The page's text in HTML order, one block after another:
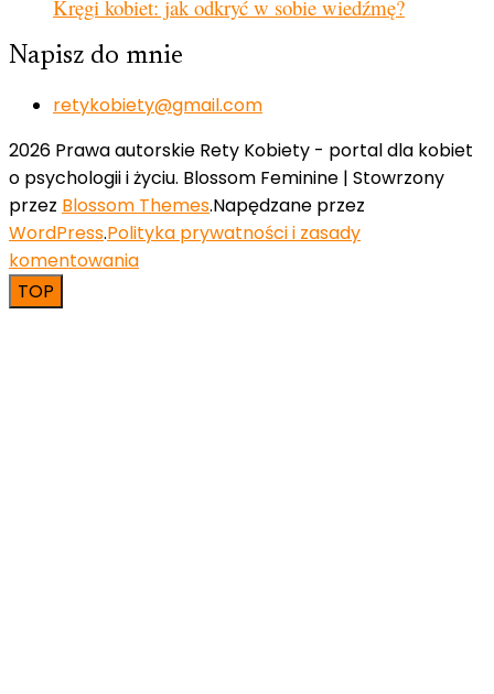
Kręgi kobiet: jak odkryć w sobie wiedźmę?
Napisz do mnie
retykobiety@gmail.com
2026 Prawa autorskie Rety Kobiety - portal dla kobiet
o psychologii i życiu. Blossom Feminine | Stowrzony
przez Blossom Themes.Napędzane przez
WordPress.Polityka prywatności i zasady
komentowania
TOP